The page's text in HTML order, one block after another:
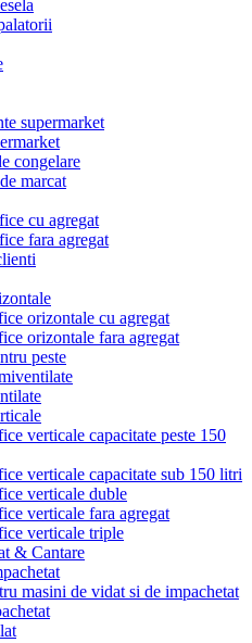
supermarket
congelare
marcat
cu agregat
fara agregat
orizontale cu agregat
orizontale fara agregat
peste
verticale capacitate peste 150
verticale capacitate sub 150 litri
verticale duble
verticale fara agregat
verticale triple
& Cantare
masini de vidat si de impachetat